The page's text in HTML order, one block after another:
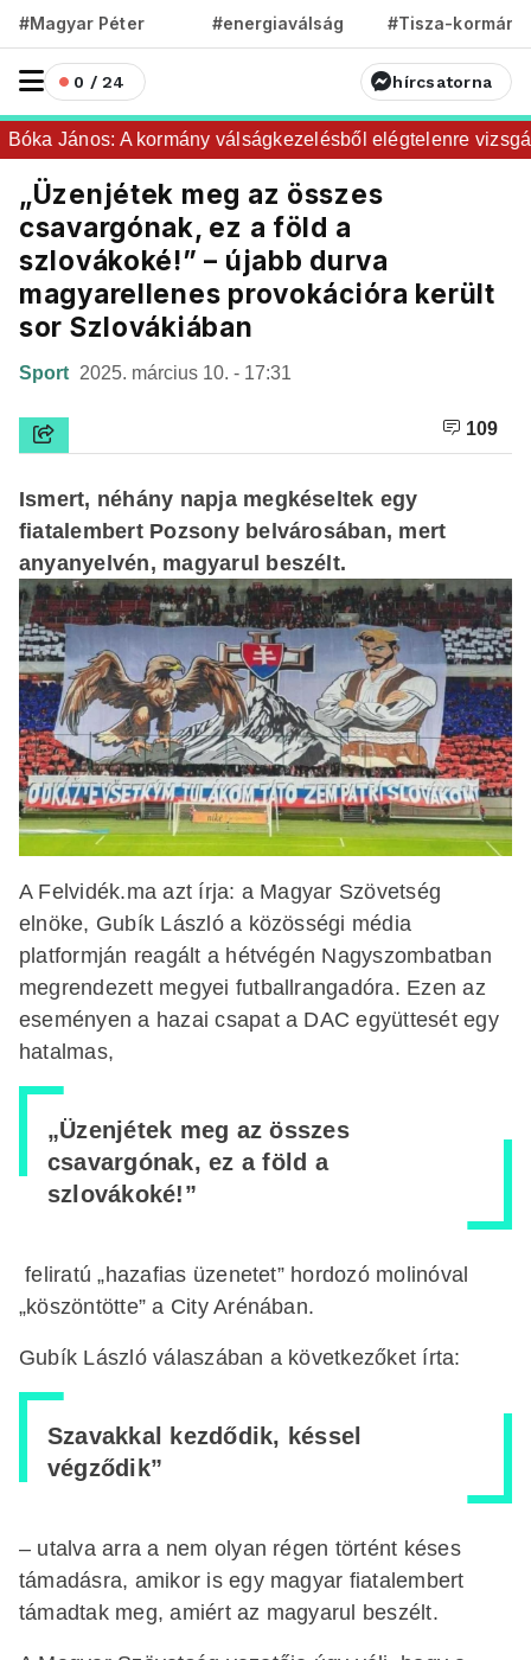
#Magyar Péter #energiaválság #Tisza-kormány
0 / 24 hírcsatorna
János: A kormány válságkezelésből elégtelenre
„Üzenjétek meg az összes
csavargónak, ez a föld a
szlovákoké!” – újabb durva
magyarellenes provokációra került
sor Szlovákiában
Sport 2025. március 10. - 17:31
109
Ismert, néhány napja megkéseltek egy
fiatalembert Pozsony belvárosában, mert
anyanyelvén, magyarul beszélt.
A Felvidék.ma azt írja: a Magyar Szövetség
elnöke, Gubík László a közösségi média
platformján reagált a hétvégén Nagyszombatban
megrendezett megyei futballrangadóra. Ezen az
eseményen a hazai csapat a DAC együttesét egy
hatalmas,
„Üzenjétek meg az összes
csavargónak, ez a föld a
szlovákoké!”
feliratú „hazafias üzenetet” hordozó molinóval
„köszöntötte” a City Arénában.
Gubík László válaszában a következőket írta:
Szavakkal kezdődik, késsel
végződik”
– utalva arra a nem olyan régen történt késes
támadásra, amikor is egy magyar fiatalembert
támadtak meg, amiért az magyarul beszélt.